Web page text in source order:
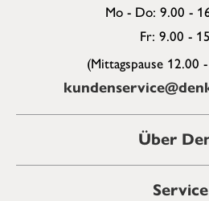
Mo - Do: 9.00 -
Fr: 9.00 -
(Mittagspause 12.00
Über
Service